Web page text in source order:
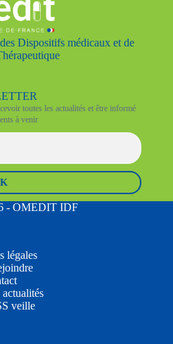
Dispositifs médicaux et de
toutes les actualités et être informé
à venir
- OMEDIT IDF
légales
veille